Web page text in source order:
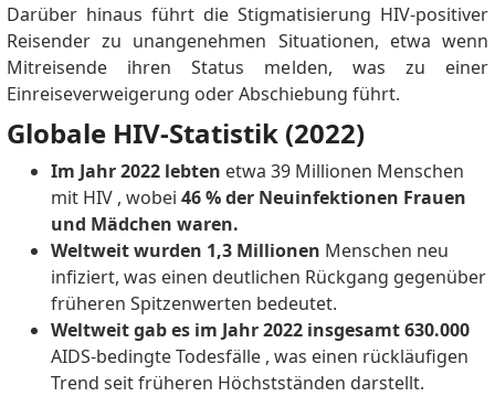
Darüber hinaus führt die Stigmatisierung HIV-positiver
Reisender zu unangenehmen Situationen, etwa wenn
Mitreisende ihren Status melden, was zu einer
Einreiseverweigerung oder Abschiebung führt.
Globale HIV-Statistik (2022)
Im Jahr 2022 lebten etwa 39 Millionen Menschen
mit HIV , wobei 46 % der Neuinfektionen Frauen
und Mädchen waren.
Weltweit wurden 1,3 Millionen Menschen neu
infiziert, was einen deutlichen Rückgang gegenüber
früheren Spitzenwerten bedeutet.
Weltweit gab es im Jahr 2022 insgesamt 630.000
AIDS-bedingte Todesfälle , was einen rückläufigen
Trend seit früheren Höchstständen darstellt.